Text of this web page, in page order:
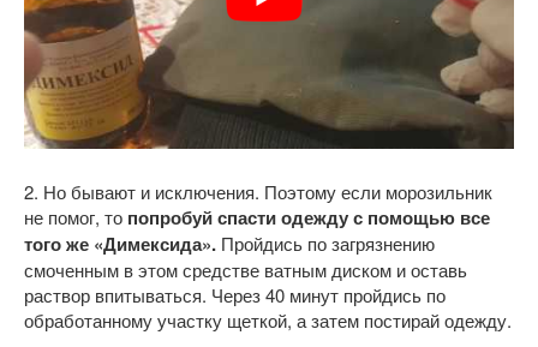
2. Но бывают и исключения. Поэтому если морозильник
не помог, то попробуй спасти одежду с помощью все
того же «Димексида». Пройдись по загрязнению
смоченным в этом средстве ватным диском и оставь
раствор впитываться. Через 40 минут пройдись по
обработанному участку щеткой, а затем постирай одежду.